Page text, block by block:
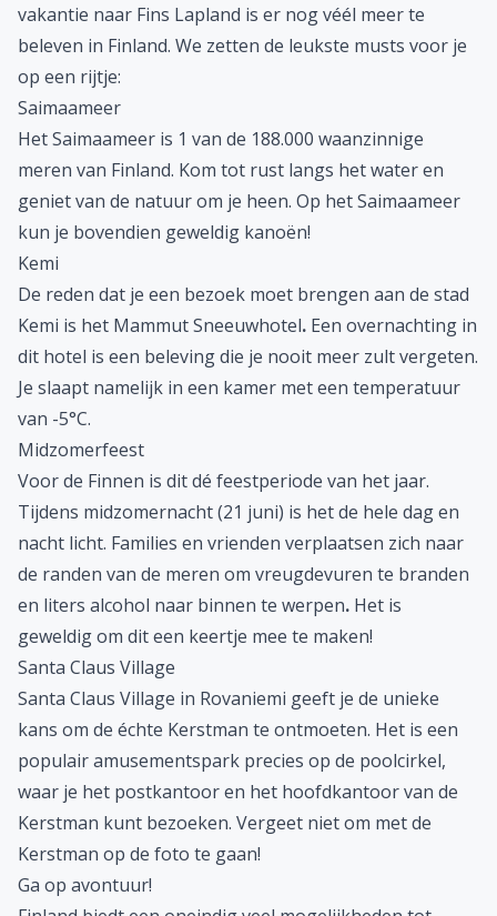
vakantie naar Fins Lapland is er nog véél meer te
beleven in Finland. We zetten de leukste musts voor je
op een rijtje:
Saimaameer
Het Saimaameer is 1 van de 188.000 waanzinnige
meren van Finland. Kom tot rust langs het water en
geniet van de natuur om je heen. Op het Saimaameer
kun je bovendien geweldig kanoën!
Kemi
De reden dat je een bezoek moet brengen aan de stad
Kemi is het Mammut Sneeuwhotel. Een overnachting in
dit hotel is een beleving die je nooit meer zult vergeten.
Je slaapt namelijk in een kamer met een temperatuur
van -5°C.
Midzomerfeest
Voor de Finnen is dit dé feestperiode van het jaar.
Tijdens midzomernacht (21 juni) is het de hele dag en
nacht licht. Families en vrienden verplaatsen zich naar
de randen van de meren om vreugdevuren te branden
en liters alcohol naar binnen te werpen. Het is
geweldig om dit een keertje mee te maken!
Santa Claus Village
Santa Claus Village in Rovaniemi geeft je de unieke
kans om de échte Kerstman te ontmoeten. Het is een
populair amusementspark precies op de poolcirkel,
waar je het postkantoor en het hoofdkantoor van de
Kerstman kunt bezoeken. Vergeet niet om met de
Kerstman op de foto te gaan!
Ga op avontuur!